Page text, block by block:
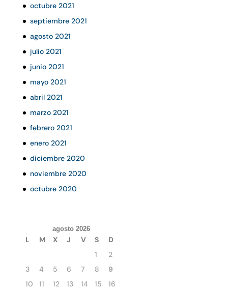
octubre 2021
septiembre 2021
agosto 2021
julio 2021
junio 2021
mayo 2021
abril 2021
marzo 2021
febrero 2021
enero 2021
diciembre 2020
noviembre 2020
octubre 2020
agosto 2026
L M X J V S
D
1
2
3
4 5 6 7 8
9
10
11 12 13 14 15
16